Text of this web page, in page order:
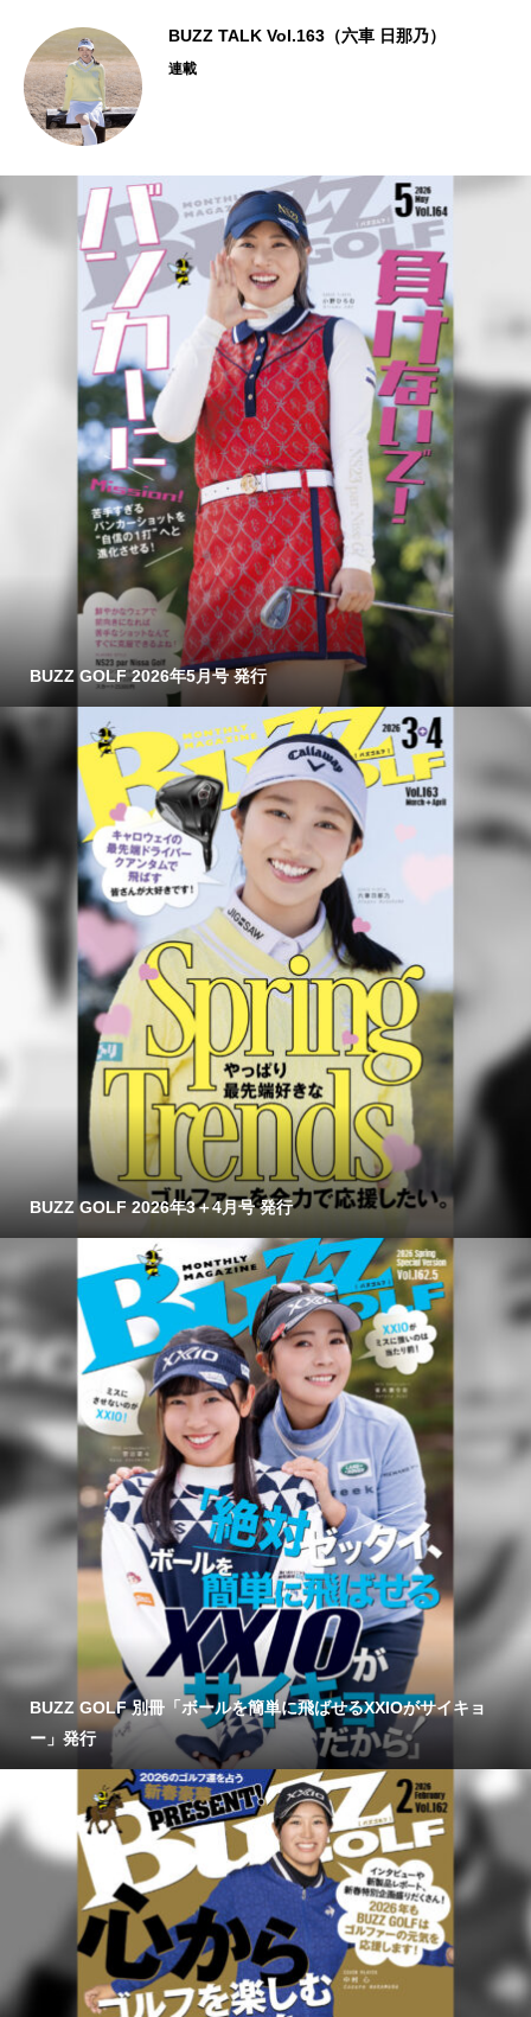
BUZZ TALK Vol.163（六車 日那乃）
連載
BUZZ GOLF 2026年5月号 発行
BUZZ GOLF 2026年3＋4月号 発行
BUZZ GOLF 別冊「ボールを簡単に飛ばせるXXIOがサイキョ
ー」発行